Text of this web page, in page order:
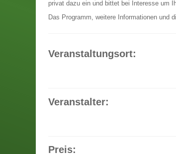
privat dazu ein und bittet bei Interesse um
Das Programm, weitere Informationen und
Veranstaltungsort:
Veranstalter:
Preis: